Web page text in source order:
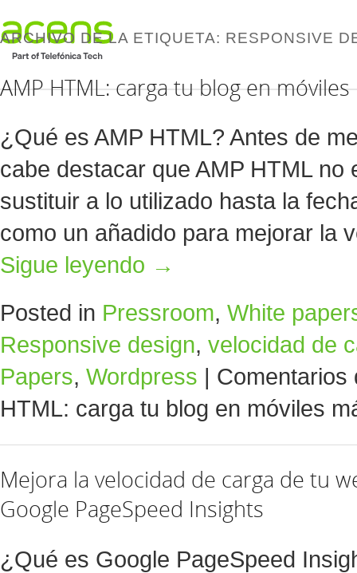
ARCHIVO DE LA ETIQUETA: RESPONSIVE
AMP HTML: carga tu blog en
¿Qué es AMP HTML? Antes de
cabe destacar que AMP HTML no
sustituir a lo utilizado hasta la
como un añadido para mejorar la
Sigue leyendo →
Posted in Pressroom, White
Responsive design, velocidad de
Papers, Wordpress
Comentarios
HTML: carga tu blog en móviles
Mejora la velocidad de carga de tu
Google PageSpeed Insights
¿Qué es Google PageSpeed